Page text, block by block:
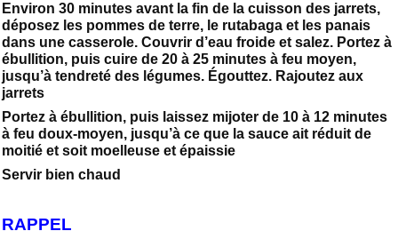
Environ 30 minutes avant la fin de la cuisson des jarrets,
déposez les pommes de terre, le rutabaga et les panais
dans une casserole. Couvrir d’eau froide et salez. Portez à
ébullition, puis cuire de 20 à 25 minutes à feu moyen,
jusqu’à tendreté des légumes. Égouttez. Rajoutez aux
jarrets
Portez à ébullition, puis laissez mijoter de 10 à 12 minutes
à feu doux-moyen, jusqu’à ce que la sauce ait réduit de
moitié et soit moelleuse et épaissie
Servir bien chaud
RAPPEL